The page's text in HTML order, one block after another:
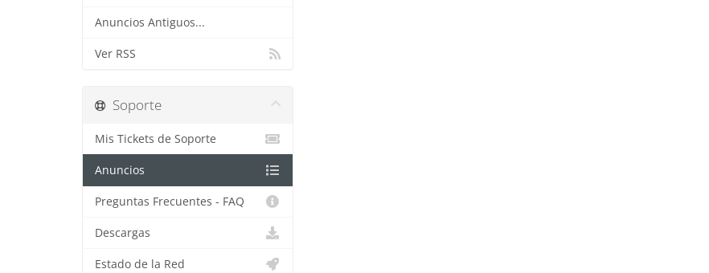
Anuncios Antiguos...
Ver RSS
Soporte
Mis Tickets de Soporte
Anuncios
Preguntas Frecuentes - FAQ
Descargas
Estado de la Red